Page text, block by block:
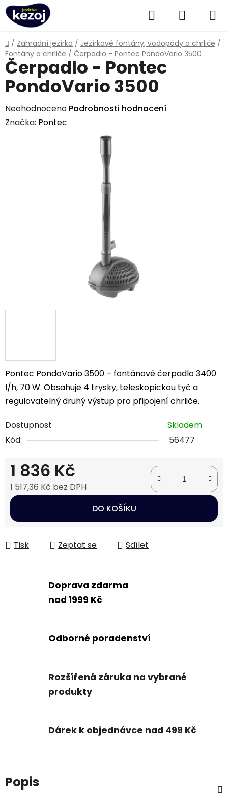
Přejít
na
obsah
Hledat
KOŠÍK
Domů
/ Zahradní jezírka / Jezírkové fontány, vodopády a chrliče /
Fontány a chrliče / Čerpadlo - Pontec PondoVario 3500
Pontec PondoVario 3500 – fontánové čerpadlo 3400
l/h, 70 W. Obsahuje 4 trysky, teleskopickou tyč a
regulovatelný druhý výstup pro připojení chrliče.
Dostupnost
Skladem
Kód:
56477
1 836 Kč
1 517,36 Kč bez DPH
Měrná cena:
DO KOŠÍKU
Tisk Zeptat se Sdílet
Čerpadlo - Pontec
PondoVario 3500
Průměrné
hodnocení
Neohodnoceno Podrobnosti hodnocení
Značka: Pontec
Doprava zdarma
nad 1999 Kč
Odborné poradenství
Rozšířená záruka na vybrané
produkty
Dárek k objednávce nad 499 Kč
Popis